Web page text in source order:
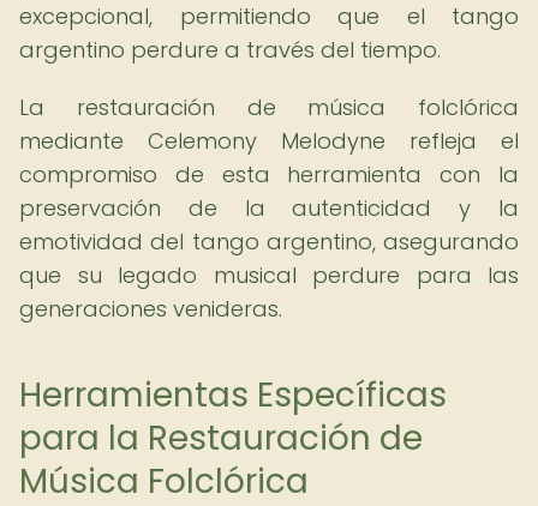
excepcional, permitiendo que el tango
argentino perdure a través del tiempo.
La restauración de música folclórica
mediante Celemony Melodyne refleja el
compromiso de esta herramienta con la
preservación de la autenticidad y la
emotividad del tango argentino, asegurando
que su legado musical perdure para las
generaciones venideras.
Herramientas Específicas
para la Restauración de
Música Folclórica